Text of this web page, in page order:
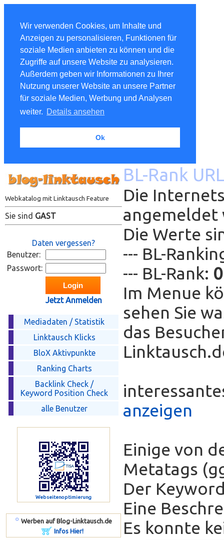
Wir verwenden Cookies, um Inhalte und
Anzeigen zu personalisieren, Funktionen für
soziale Medien anbieten zu können und die
Zugriffe auf unsere Website zu analysieren.
Außerdem geben wir Informationen zu Ihrer
Nutzung unserer Website an unsere Partner
für soziale Medien, Werbung und Analysen
weiter. Details ansehen
Ok
Webkatalog mit Linktausch Feature
Sie sind GAST
Daten vergessen?
Benutzer:
Passwort:
Jetzt Anmelden
Mediadaten / Statistik
Linktausch Klicks
BloX Aktivpunkte
Ranking Charts
Backlink Check /
Keyword Position Check
alle Benutzer
Webseitenoptimierung
º Werben auf Blog-Linktausch.de
Infos Hier!
BL-Rank
Die
angemeldet
Die Werte
--- BL-
--- BL-Rank: 0
Im Menue
sehen Sie
das
anzeigen
Einige von
Metatags
Der
Eine
Es konnte